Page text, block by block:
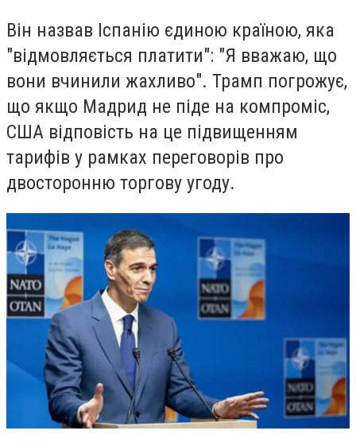
Він назвав Іспанію єдиною країною, яка
"відмовляється платити": "Я вважаю, що
вони вчинили жахливо". Трамп погрожує,
що якщо Мадрид не піде на компроміс,
США відповість на це підвищенням
тарифів у рамках переговорів про
двосторонню торгову угоду.